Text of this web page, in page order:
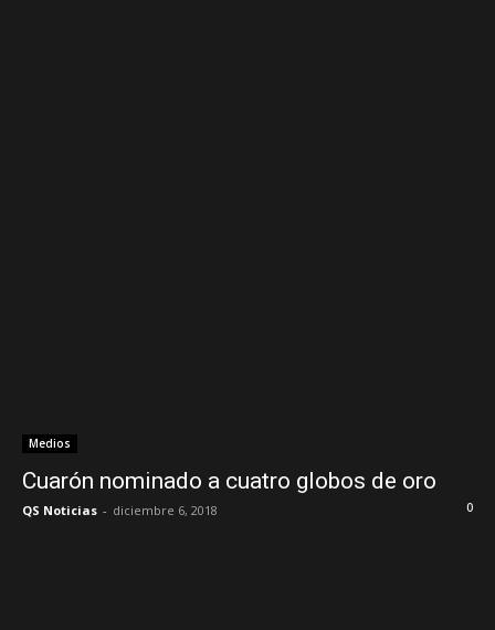
Medios
Cuarón nominado a cuatro globos de oro
QS Noticias - diciembre 6, 2018 0